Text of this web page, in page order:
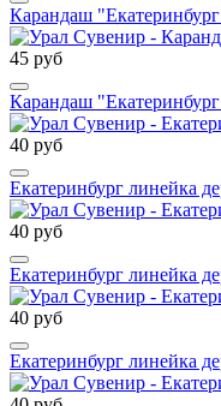
Карандаш
45 руб
Карандаш
40 руб
Екатеринбург линейка
40 руб
Екатеринбург линейка
40 руб
Екатеринбург линейка